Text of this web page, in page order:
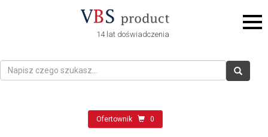
14 lat doświadczenia
Ofertownik 0